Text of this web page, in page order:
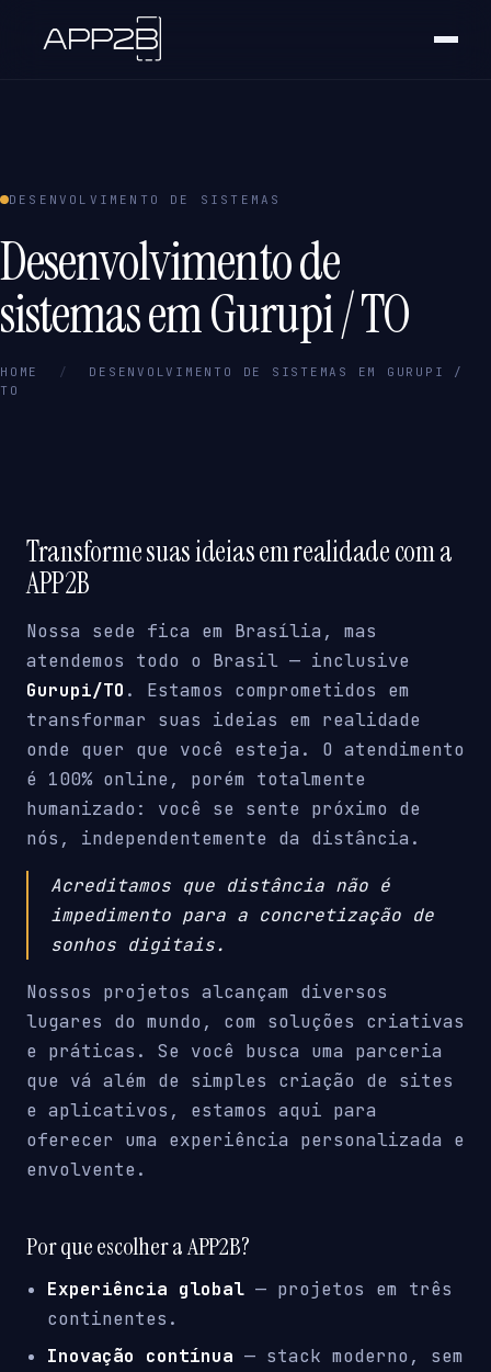
DESENVOLVIMENTO DE SISTEMAS
Desenvolvimento de
sistemas em Gurupi / TO
HOME /
DESENVOLVIMENTO DE SISTEMAS EM GURUPI /
TO
Transforme suas ideias em realidade com a
APP2B
Nossa sede fica em Brasília, mas
atendemos todo o Brasil — inclusive
Gurupi/TO . Estamos comprometidos em
transformar suas ideias em realidade
onde quer que você esteja. O atendimento
é 100% online, porém totalmente
humanizado: você se sente próximo de
nós, independentemente da distância.
Acreditamos que distância não é
impedimento para a concretização de
sonhos digitais.
Nossos projetos alcançam diversos
lugares do mundo, com soluções criativas
e práticas. Se você busca uma parceria
que vá além de simples criação de sites
e aplicativos, estamos aqui para
oferecer uma experiência personalizada e
envolvente.
Por que escolher a APP2B?
Experiência global — projetos em três
continentes.
Inovação contínua — stack moderno, sem